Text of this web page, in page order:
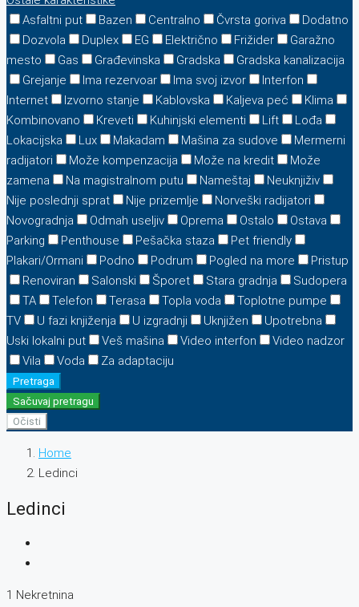
Asfaltni put
Bazen Centralno Čvrsta goriva
Dodatno
Dozvola
Duplex EG Električno Frižider
Garažno
mesto
Gas Građevinska Gradska
Gradska kanalizacija
Grejanje
Ima rezervoar Ima svoj izvor
Interfon
Internet
Izvorno stanje Kablovska Kaljeva peć
Klima
Kombinovano
Kreveti Kuhinjski elementi Lift
Lođa
Lokacijska
Lux Makadam Mašina za sudove
Mermerni
radijatori
Može kompenzacija Može na kredit
Može
zamena
Na magistralnom putu Nameštaj
Neuknjiživ
Nije poslednji sprat
Nije prizemlje
Norveški radijatori
Novogradnja
Odmah useljiv Oprema Ostalo
Ostava
Parking
Penthouse Pešačka staza
Pet friendly
Plakari/Ormani
Podno Podrum Pogled na more
Pristup
Renoviran
Salonski Šporet Stara gradnja
Sudopera
TA
Telefon Terasa Topla voda
Toplotne pumpe
TV
U fazi knjiženja U izgradnji Uknjižen
Upotrebna
Uski lokalni put
Veš mašina Video interfon
Video nadzor
Vila
Voda Za adaptaciju
Pretraga
Sačuvaj pretragu
Očisti
Home
Ledinci
Ledinci
1 Nekretnina